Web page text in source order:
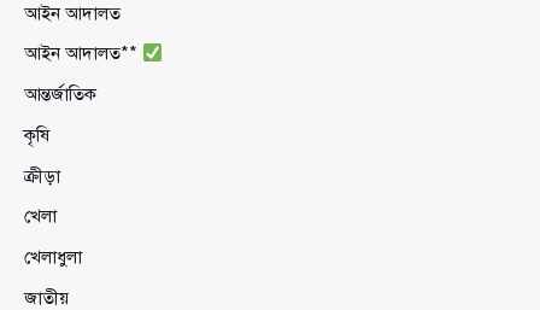
আইন আদালত
আইন আদালত**
আন্তর্জাতিক
কৃষি
ক্রীড়া
খেলা
খেলাধুলা
জাতীয়